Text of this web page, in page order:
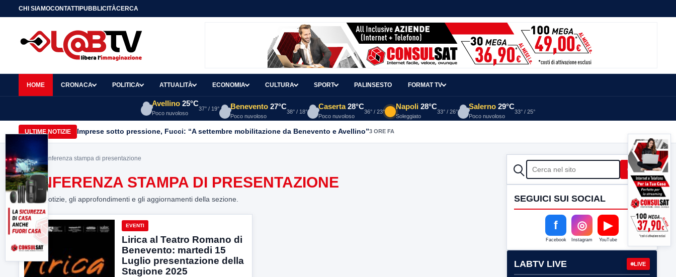
CHI SIAMOCONTATTIPUBBLICITÀCERCA
HOME CRONACA POLITICA ATTUALITÀ ECONOMIA CULTURA SPORT PALINSESTO FORMAT TV
Avellino 25°C
Poco nuvoloso
37° / 19° Benevento 27°C
Poco nuvoloso
38° / 18°
Caserta 28°C
Poco nuvoloso
36° / 23°
Napoli 28°C
Soleggiato
33° / 26°
Salerno 29°C
Poco nuvoloso
33° / 25°
ULTIME NOTIZIE Imprese sotto pressione, Fucci: “A settembre mobilitazione da Benevento e Avellino”3 ORE FA
Home> conferenza stampa di presentazione
CONFERENZA STAMPA DI PRESENTAZIONE
Tutte le notizie, gli approfondimenti e gli aggiornamenti della sezione.
EVENTI
Lirica al Teatro Romano di
Benevento: martedi 15
Luglio presentazione della
Stagione 2025
CERCA Cerca
SEGUICI SUI SOCIAL
f
Facebook
◎
Instagram
▶
YouTube
LABTV LIVE LIVE